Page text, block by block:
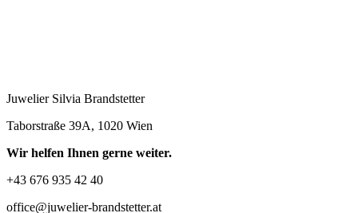
Juwelier Silvia Brandstetter
Taborstraße 39A, 1020 Wien
Wir helfen Ihnen gerne weiter.
+43 676 935 42 40
office@juwelier-brandstetter.at